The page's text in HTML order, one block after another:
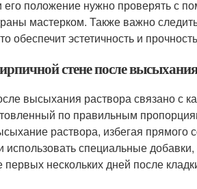
положение нужно проверять с
мастерком. Также важно
эстетичность и
стене после
высыхания раствора связано с
по правильным
раствора, избегая прямого
специальные
нескольких дней после